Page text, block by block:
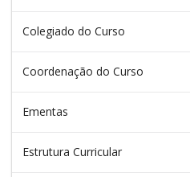
Colegiado do Curso
Coordenação do Curso
Ementas
Estrutura Curricular